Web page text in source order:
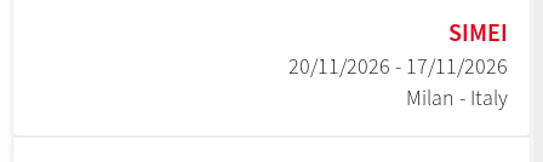
SIMEI
17/11/2026 - 20/11/2026
Milan - Italy